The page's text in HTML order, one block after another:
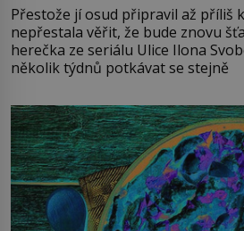
Přestože jí osud připravil až příliš
nepřestala věřit, že bude znovu šťastná.
herečka ze seriálu Ulice Ilona
několik týdnů potkávat se stejně